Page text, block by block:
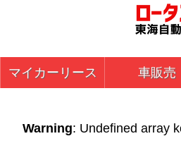
マイカーリース 車販売
Warning: Undefined array